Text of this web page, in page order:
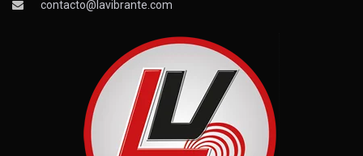
contacto@lavibrante.com